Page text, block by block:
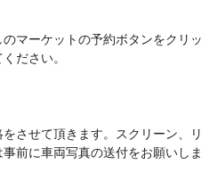
マーケットの予約ボタンをクリッ
ださい。
させて頂きます。スクリーン、リ
前に車両写真の送付をお願いしま